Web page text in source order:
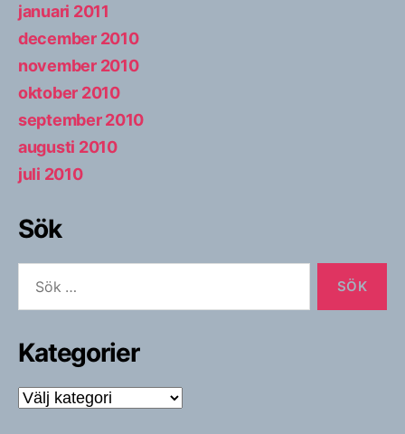
januari 2011
december 2010
november 2010
oktober 2010
september 2010
augusti 2010
juli 2010
Sök
efter:
Kategorier
Kategorier